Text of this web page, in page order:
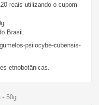
reais utilizando o cupom
Brasil.
psilocybe-cubensis-
etnobotânicas.
- 50g